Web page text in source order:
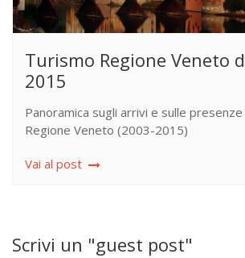
Turismo Regione Veneto
2015
Panoramica sugli arrivi e sulle
Regione Veneto (2003-2015)
Vai al post
Scrivi un "guest post"